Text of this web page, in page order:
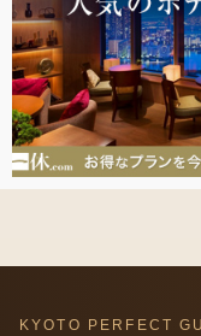
KYOTO PERFECT